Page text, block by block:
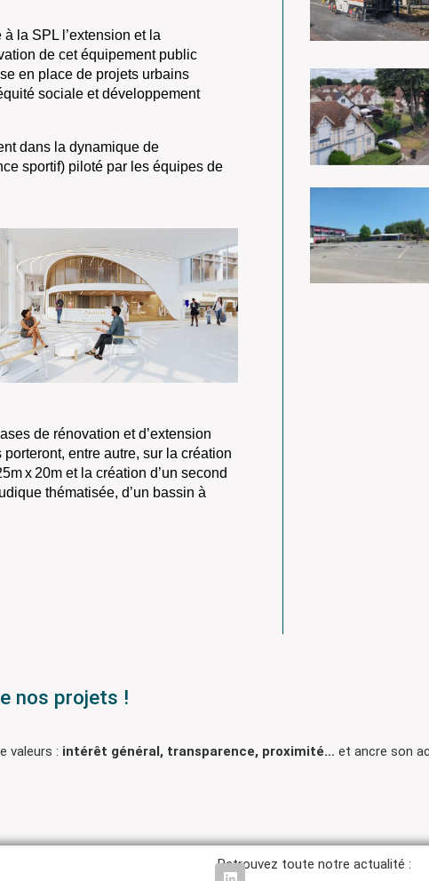
la SPL l’extension et la
de cet équipement public
en place de projets urbains
sociale et développement
dans la dynamique de
sportif) piloté par les équipes de
de rénovation et d’extension
entre autre, sur la création
x 20m et la création d’un second
thématisée, d’un bassin à
nos projets !
valeurs : intérêt général, transparence, proximité… et ancre son
Retrouvez toute notre actualité :